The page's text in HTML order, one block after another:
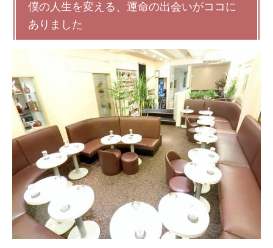
僕の人生を変える、運命の出会いがココに
ありました